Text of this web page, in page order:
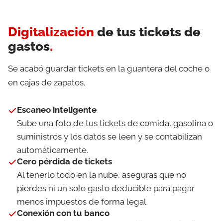
Digitalización de tus tickets de
gastos.
Se acabó guardar tickets en la guantera del coche o
en cajas de zapatos.
Escaneo inteligente
Sube una foto de tus tickets de comida, gasolina o
suministros y los datos se leen y se contabilizan
automáticamente.
Cero pérdida de tickets
Al tenerlo todo en la nube, aseguras que no
pierdes ni un solo gasto deducible para pagar
menos impuestos de forma legal.
Conexión con tu banco